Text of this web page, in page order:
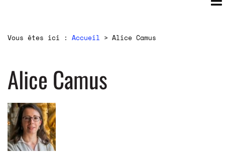
Vous êtes ici : Accueil > Alice Camus
Alice Camus